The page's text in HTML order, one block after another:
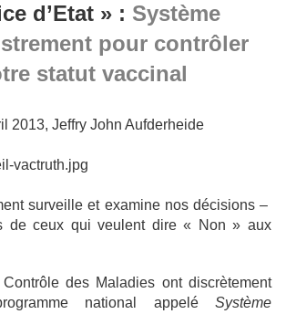
d’Etat » : Système
pour contrôler
statut vaccinal
2013, Jeffry John Aufderheide
surveille et examine nos décisions –
de ceux qui veulent dire « Non » aux
des Maladies ont discrètement
national appelé Système